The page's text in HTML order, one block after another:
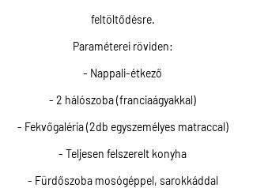
feltöltődésre.
Paraméterei röviden:
- Nappali-étkező
- 2 hálószoba (franciaágyakkal)
- Fekvőgaléria (2db egyszemélyes matraccal)
- Teljesen felszerelt konyha
- Fürdőszoba mosógéppel, sarokkáddal